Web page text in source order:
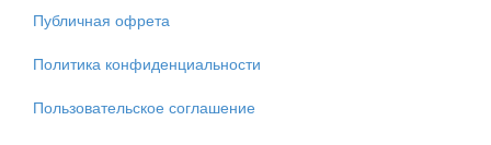
Публичная офрета
Политика конфиденциальности
Пользовательское соглашение